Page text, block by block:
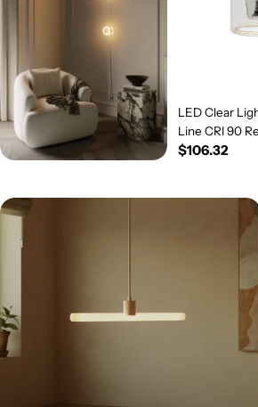
LED Clear
Line CRI 90
Donut 5.5W
Regular
$106.32